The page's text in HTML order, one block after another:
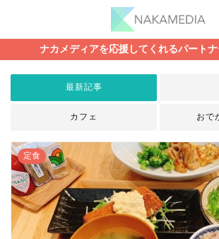
ナカメディアを応援してくれるパートナ
最新記事
カフェ おで
定食